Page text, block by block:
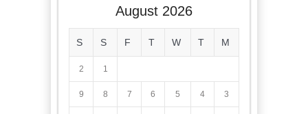
August 2026
M
T
W
T
F
S
S
1
2
3
4
5
6
7
8
9